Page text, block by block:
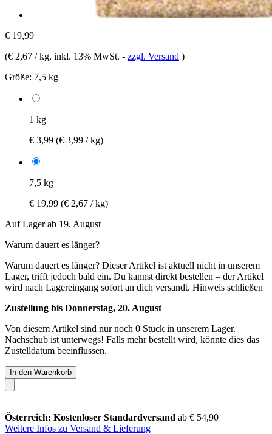
€ 19,99
(€ 2,67 / kg, inkl. 13% MwSt. - zzgl. Versand )
Größe: 7,5 kg
1 kg
€ 3,99 (€ 3,99 / kg)
7,5 kg
€ 19,99 (€ 2,67 / kg)
Auf Lager ab 19. August
Warum dauert es länger?
Warum dauert es länger? Dieser Artikel ist aktuell nicht in unserem
Lager, trifft jedoch bald ein. Du kannst direkt bestellen – der Artikel
wird nach Lagereingang sofort an dich versandt. Hinweis schließen
Zustellung bis Donnerstag, 20. August
Von diesem Artikel sind nur noch 0 Stück in unserem Lager.
Nachschub ist unterwegs! Falls mehr bestellt wird, könnte dies das
Zustelldatum beeinflussen.
In den Warenkorb
Österreich: Kostenloser Standardversand ab € 54,90
Weitere Infos zu Versand & Lieferung